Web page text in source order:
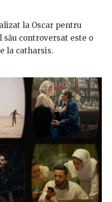
la Oscar pentru
său controversat este o
la catharsis.